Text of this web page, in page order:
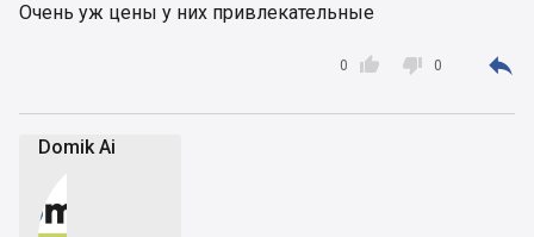
Очень уж цены у них привлекательные

0  0 
Domik Ai